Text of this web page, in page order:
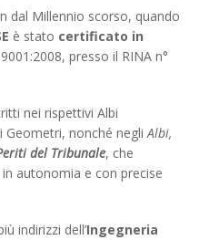
dal Millennio scorso, quando
è stato certificato in
presso il RINA n°
nei rispettivi Albi
Geometri, nonché negliAlbi,
del Tribunale, che
autonomia e con precise
indirizzi dell’Ingegneria